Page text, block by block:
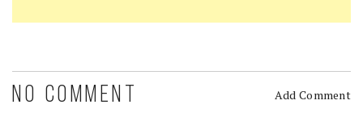
NO COMMENT Add Comment